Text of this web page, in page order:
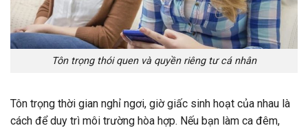
Tôn trọng thói quen và quyền riêng tư cá nhân
Tôn trọng thời gian nghỉ ngơi, giờ giấc sinh hoạt của nhau là
cách để duy trì môi trường hòa hợp. Nếu bạn làm ca đêm,